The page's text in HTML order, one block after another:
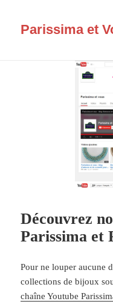
Parissima et
Découvrez
Parissima et
Pour ne louper aucune
collections de bijoux
chaîne Youtube